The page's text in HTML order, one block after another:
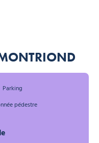
Parking
pédestre